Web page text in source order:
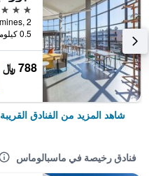
4 نجوم
0.5 كيلومتر عن وسط المدينة
788 ﷼
شاهد المزيد من الفنادق القريبة
فنادق رخيصة في ماسبالوماس